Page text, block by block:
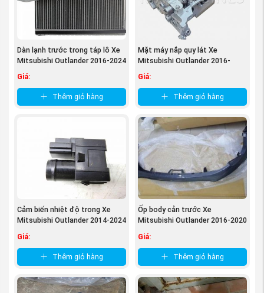
(Thân lốc máy động cơ 2.0 4B11 Xe Mitsubishi
Outlander 2014-2024, Xe Lancer 2.0 , Lancer IO - Phụ
tùng Mitsubishi An Việt)
3. Các dấu hiệu cho biết Thân lốc
máy động cơ 2.0 4B11 Xe
Mitsubishi Outlander 2014-2024,
Xe Lancer 2.0 , Lancer IO bị hỏng
Thủy kích: Tay biên bị cong hoặc gãy làm vỡ lòng
xy-lanh hoặc thân lốc máy do xe đi vào vùng ngập
Dàn lạnh trước trong táp lô Xe
Mitsubishi Outlander 2016-2024
Giá:
Thêm giỏ hàng
Mặt máy nắp quy lát Xe
Mitsubishi Outlander 2016-
Giá:
Thêm giỏ hàng
Cảm biến nhiệt độ trong Xe
Mitsubishi Outlander 2014-2024
Giá:
Thêm giỏ hàng
Ốp body cản trước Xe
Mitsubishi Outlander 2016-2020
Giá:
Thêm giỏ hàng